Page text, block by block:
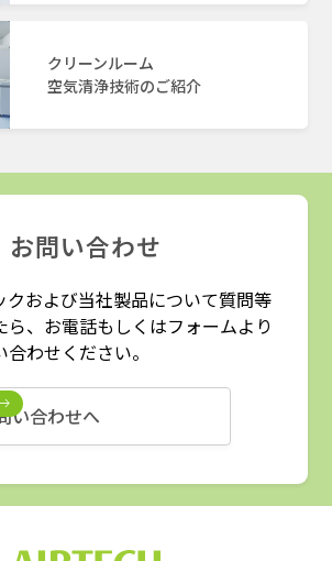
クリーンルーム
空気清浄技術のご紹介
お問い合わせ
クおよび当社製品について質問等
ら、お電話もしくはフォームより
わせください。
い合わせへ